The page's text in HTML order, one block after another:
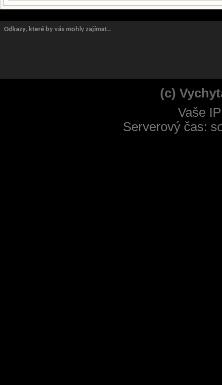
Odkazy, které by vás mohly zajímat..
(c)
Vaše
Serverový čas: